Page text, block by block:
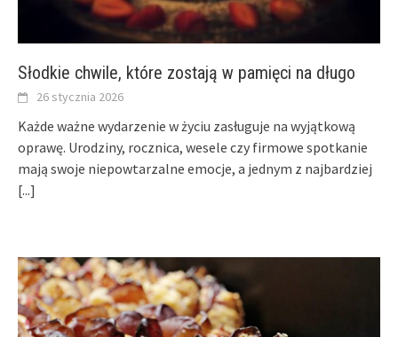
Słodkie chwile, które zostają w pamięci na długo
26 stycznia 2026
Każde ważne wydarzenie w życiu zasługuje na wyjątkową
oprawę. Urodziny, rocznica, wesele czy firmowe spotkanie
mają swoje niepowtarzalne emocje, a jednym z najbardziej
[...]